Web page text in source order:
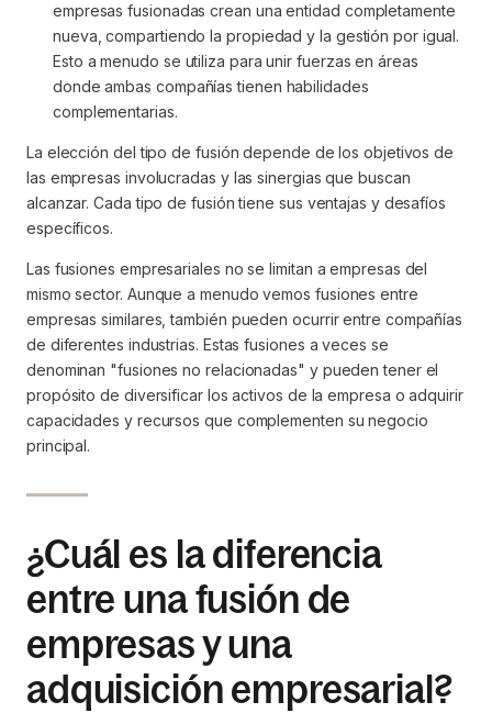
empresas fusionadas crean una entidad completamente
nueva, compartiendo la propiedad y la gestión por igual.
Esto a menudo se utiliza para unir fuerzas en áreas
donde ambas compañías tienen habilidades
complementarias.
La elección del tipo de fusión depende de los objetivos de
las empresas involucradas y las sinergias que buscan
alcanzar. Cada tipo de fusión tiene sus ventajas y desafíos
específicos.
Las fusiones empresariales no se limitan a empresas del
mismo sector. Aunque a menudo vemos fusiones entre
empresas similares, también pueden ocurrir entre compañías
de diferentes industrias. Estas fusiones a veces se
denominan "fusiones no relacionadas" y pueden tener el
propósito de diversificar los activos de la empresa o adquirir
capacidades y recursos que complementen su negocio
principal.
¿Cuál es la diferencia
entre una fusión de
empresas y una
adquisición empresarial?